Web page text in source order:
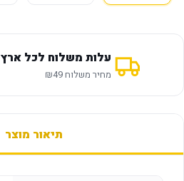
עלות משלוח לכל ארץ
מחיר משלוח ₪49
תיאור מוצר